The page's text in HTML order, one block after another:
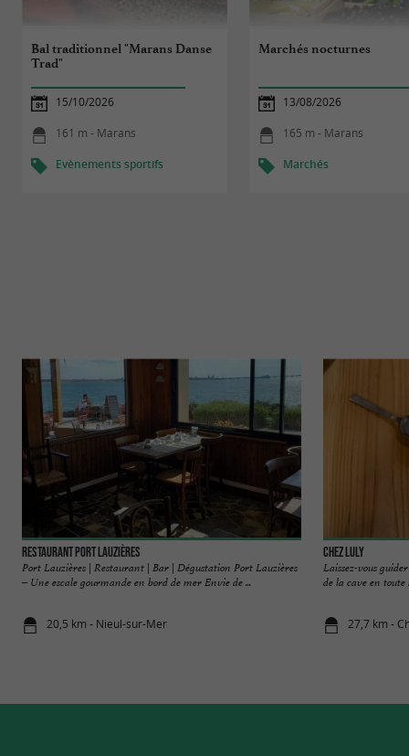
Bal traditionnel "Marans Danse
Trad"
15/10/2026
161 m - Marans
Evènements sportifs
Marchés nocturnes
13/08/2026
165 m - Marans
Marchés
Restaurant Port Lauzières
Port Lauzières | Restaurant | Bar | Dégustation Port Lauzières
– Une escale gourmande en bord de mer Envie de ...
20,5 km - Nieul-sur-Mer
Chez Luly
Laissez-vous
de la cave en
27,7 km -